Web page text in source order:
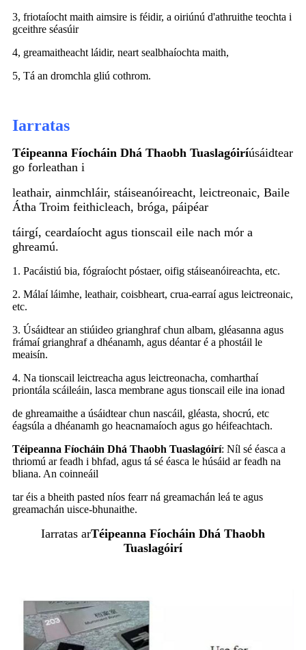
3, friotaíocht maith aimsire is féidir, a oiriúnú d'athruithe teochta i
gceithre séasúir
4, greamaitheacht láidir, neart sealbhaíochta maith,
5, Tá an dromchla gliú cothrom.
Iarratas
Téipeanna Fíocháin Dhá Thaobh Tuaslagóiríúsáidtear
go forleathan i
leathair, ainmchláir, stáiseanóireacht, leictreonaic, Baile
Átha Troim feithicleach, bróga, páipéar
táirgí, ceardaíocht agus tionscail eile nach mór a
ghreamú.
1. Pacáistiú bia, fógraíocht póstaer, oifig stáiseanóireachta, etc.
2. Málaí láimhe, leathair, coisbheart, crua-earraí agus leictreonaic,
etc.
3. Úsáidtear an stiúideo grianghraf chun albam, gléasanna agus
frámaí grianghraf a dhéanamh, agus déantar é a phostáil le
meaisín.
4. Na tionscail leictreacha agus leictreonacha, comharthaí
priontála scáileáin, lasca membrane agus tionscail eile ina ionad
de ghreamaithe a úsáidtear chun nascáil, gléasta, shocrú, etc
éagsúla a dhéanamh go heacnamaíoch agus go héifeachtach.
Téipeanna Fíocháin Dhá Thaobh Tuaslagóirí: Níl sé éasca a
thriomú ar feadh i bhfad, agus tá sé éasca le húsáid ar feadh na
bliana. An coinneáil
tar éis a bheith pasted níos fearr ná greamachán leá te agus
greamachán uisce-bhunaithe.
Iarratas arTéipeanna Fíocháin Dhá Thaobh
Tuaslagóirí